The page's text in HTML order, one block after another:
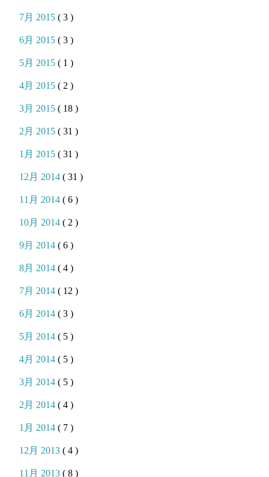
7月 2015( 3 )
6月 2015( 3 )
5月 2015( 1 )
4月 2015( 2 )
3月 2015( 18 )
2月 2015( 31 )
1月 2015( 31 )
12月 2014( 31 )
11月 2014( 6 )
10月 2014( 2 )
9月 2014( 6 )
8月 2014( 4 )
7月 2014( 12 )
6月 2014( 3 )
5月 2014( 5 )
4月 2014( 5 )
3月 2014( 5 )
2月 2014( 4 )
1月 2014( 7 )
12月 2013( 4 )
11月 2013( 8 )